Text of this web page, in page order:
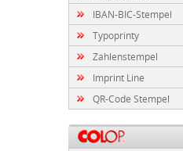
IBAN-BIC-Stempel
Typoprinty
Zahlenstempel
Imprint Line
QR-Code Stempel